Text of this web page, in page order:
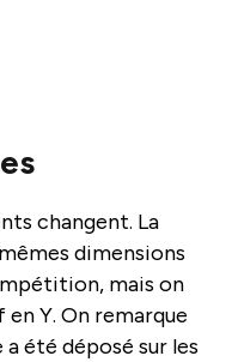
changent. La
dimensions
mais on
Y. On remarque
été déposé sur les